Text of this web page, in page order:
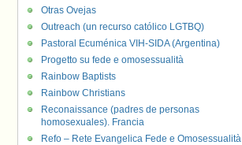
Otras Ovejas
Outreach (un recurso católico LGTBQ)
Pastoral Ecuménica VIH-SIDA (Argentina)
Progetto su fede e omosessualità
Rainbow Baptists
Rainbow Christians
Reconaissance (padres de personas
homosexuales). Francia
Refo – Rete Evangelica Fede e Omosessualità